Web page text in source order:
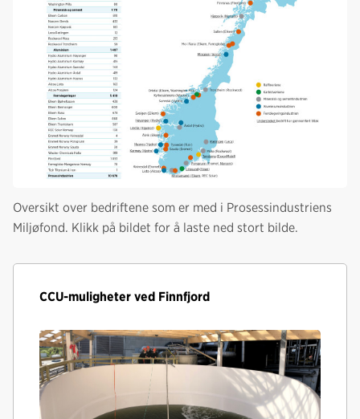
Oversikt over bedriftene som er med i Prosessindustriens
Miljøfond. Klikk på bildet for å laste ned stort bilde.
CCU-muligheter ved Finnfjord